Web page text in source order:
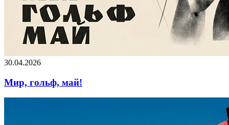
30.04.2026
Мир, гольф, май!